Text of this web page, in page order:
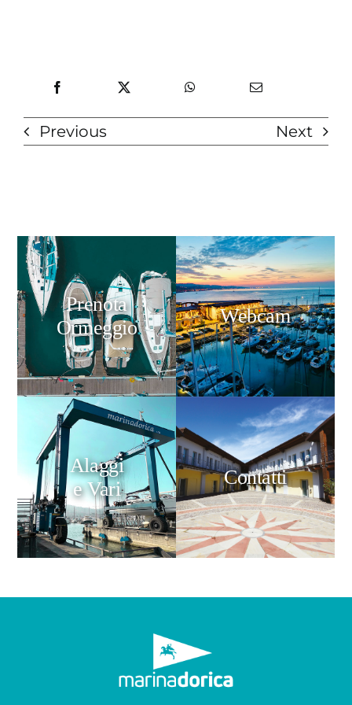
Previous Next
Prenota
Ormeggio
Webcam
Alaggi
e Vari
Contatti